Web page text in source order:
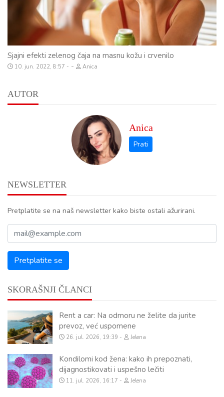
Sjajni efekti zelenog čaja na masnu kožu i crvenilo
10. jun. 2022, 8:57 - Anica
AUTOR
Anica
NEWSLETTER
Pretplatite se na naš newsletter kako biste ostali ažurirani.
SKORAŠNJI ČLANCI
Rent a car: Na odmoru ne želite da jurite
prevoz, već uspomene
26. jul. 2026, 19:39 Jelena
Kondilomi kod žena: kako ih prepoznati,
dijagnostikovati i uspešno lečiti
11. jul. 2026, 16:17 Jelena